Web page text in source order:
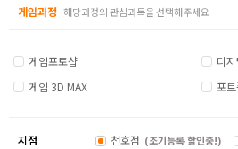
게임과정 해당과정의 관심과목을 선택해주세요
게임포토샵
디
게임 3D MAX
포
지점 천호점 (조기등록 할인중!)